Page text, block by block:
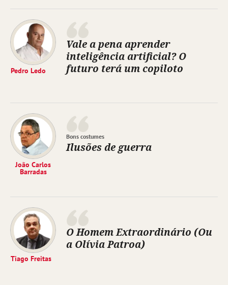
Pedro Ledo
Vale a pena aprender
inteligência artificial? O
futuro terá um copiloto
João Carlos
Barradas
Bons costumes
Ilusões de guerra
Tiago Freitas
O Homem Extraordinário (Ou
a Olívia Patroa)